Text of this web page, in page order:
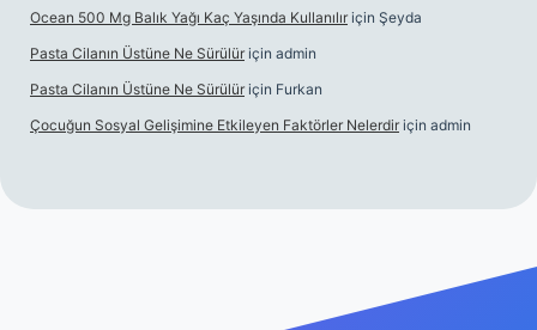
Ocean 500 Mg Balık Yağı Kaç Yaşında Kullanılır için Şeyda
Pasta Cilanın Üstüne Ne Sürülür için admin
Pasta Cilanın Üstüne Ne Sürülür için Furkan
Çocuğun Sosyal Gelişimine Etkileyen Faktörler Nelerdir için admin